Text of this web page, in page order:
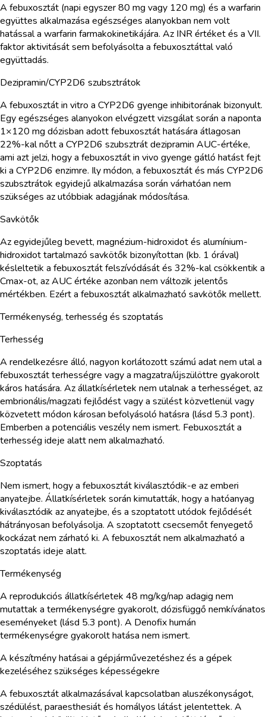
A febuxosztát (napi egyszer 80 mg vagy 120 mg) és a warfarin
együttes alkalmazása egészséges alanyokban nem volt
hatással a warfarin farmakokinetikájára. Az INR értéket és a VII.
faktor aktivitását sem befolyásolta a febuxosztáttal való
együttadás.
Dezipramin/CYP2D6 szubsztrátok
A febuxosztát in vitro a CYP2D6 gyenge inhibitorának bizonyult.
Egy egészséges alanyokon elvégzett vizsgálat során a naponta
1×120 mg dózisban adott febuxosztát hatására átlagosan
22%-kal nőtt a CYP2D6 szubsztrát dezipramin AUC-értéke,
ami azt jelzi, hogy a febuxosztát in vivo gyenge gátló hatást fejt
ki a CYP2D6 enzimre. Ily módon, a febuxosztát és más CYP2D6
szubsztrátok egyidejű alkalmazása során várhatóan nem
szükséges az utóbbiak adagjának módosítása.
Savkötők
Az egyidejűleg bevett, magnézium-hidroxidot és alumínium-
hidroxidot tartalmazó savkötők bizonyítottan (kb. 1 órával)
késleltetik a febuxosztát felszívódását és 32%-kal csökkentik a
Cmax-ot, az AUC értéke azonban nem változik jelentős
mértékben. Ezért a febuxosztát alkalmazható savkötők mellett.
Termékenység, terhesség és szoptatás
Terhesség
A rendelkezésre álló, nagyon korlátozott számú adat nem utal a
febuxosztát terhességre vagy a magzatra/újszülöttre gyakorolt
káros hatására. Az állatkísérletek nem utalnak a terhességet, az
embrionális/magzati fejlődést vagy a szülést közvetlenül vagy
közvetett módon károsan befolyásoló hatásra (lásd 5.3 pont).
Emberben a potenciális veszély nem ismert. Febuxosztát a
terhesség ideje alatt nem alkalmazható.
Szoptatás
Nem ismert, hogy a febuxosztát kiválasztódik-e az emberi
anyatejbe. Állatkísérletek során kimutatták, hogy a hatóanyag
kiválasztódik az anyatejbe, és a szoptatott utódok fejlődését
hátrányosan befolyásolja. A szoptatott csecsemőt fenyegető
kockázat nem zárható ki. A febuxosztát nem alkalmazható a
szoptatás ideje alatt.
Termékenység
A reprodukciós állatkísérletek 48 mg/kg/nap adagig nem
mutattak a termékenységre gyakorolt, dózisfüggő nemkívánatos
eseményeket (lásd 5.3 pont). A Denofix humán
termékenységre gyakorolt hatása nem ismert.
A készítmény hatásai a gépjárművezetéshez és a gépek
kezeléséhez szükséges képességekre
A febuxosztát alkalmazásával kapcsolatban aluszékonyságot,
szédülést, paraesthesiát és homályos látást jelentettek. A